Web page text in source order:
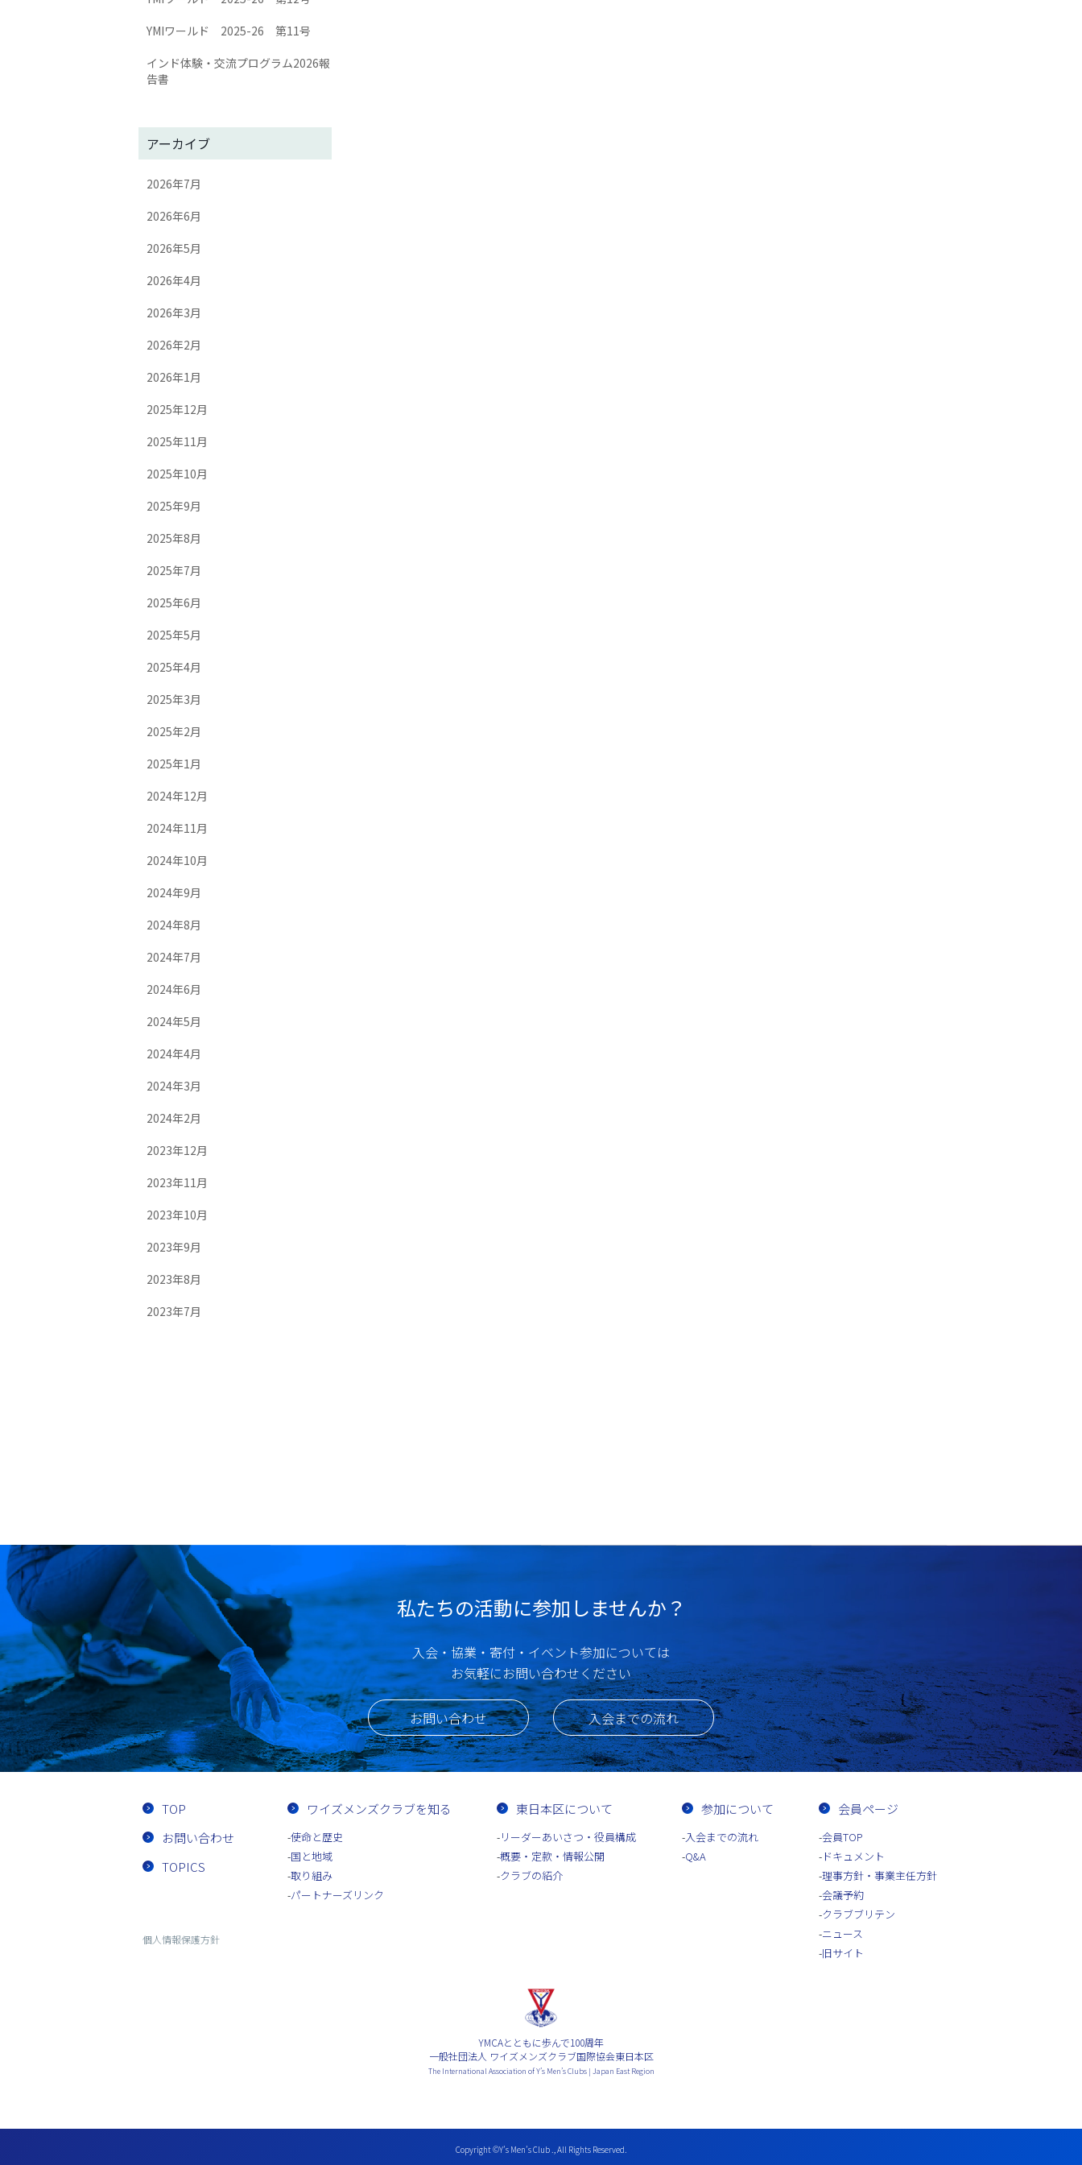
YMIワールド 2025-26 第11号
インド体験・交流プログラム2026報
告書
アーカイブ
2026年7月
2026年6月
2026年5月
2026年4月
2026年3月
2026年2月
2026年1月
2025年12月
2025年11月
2025年10月
2025年9月
2025年8月
2025年7月
2025年6月
2025年5月
2025年4月
2025年3月
2025年2月
2025年1月
2024年12月
2024年11月
2024年10月
2024年9月
2024年8月
2024年7月
2024年6月
2024年5月
2024年4月
2024年3月
2024年2月
2023年12月
2023年11月
2023年10月
2023年9月
2023年8月
2023年7月
私たちの活動に参加しませんか？
入会・協業・寄付・イベント参加については
お気軽にお問い合わせください
お問い合わせ 入会までの流れ
TOP
お問い合わせ
TOPICS
個人情報保護方針
ワイズメンズクラブを知る
使命と歴史
国と地域
取り組み
パートナーズリンク
東日本区について
リーダーあいさつ・役員構成
概要・定款・情報公開
クラブの紹介
参加について
入会までの流れ
Q&A
会員ページ
会員TOP
ドキュメント
理事方針・事業主任方針
会議予約
クラブブリテン
ニュース
旧サイト
YMCAとともに歩んで100周年
一般社団法人 ワイズメンズクラブ国際協会東日本区
The International Association of Y’s Men’s Clubs | Japan East Region
Copyright ©Y’s Men’s Club ., All Rights Reserved.